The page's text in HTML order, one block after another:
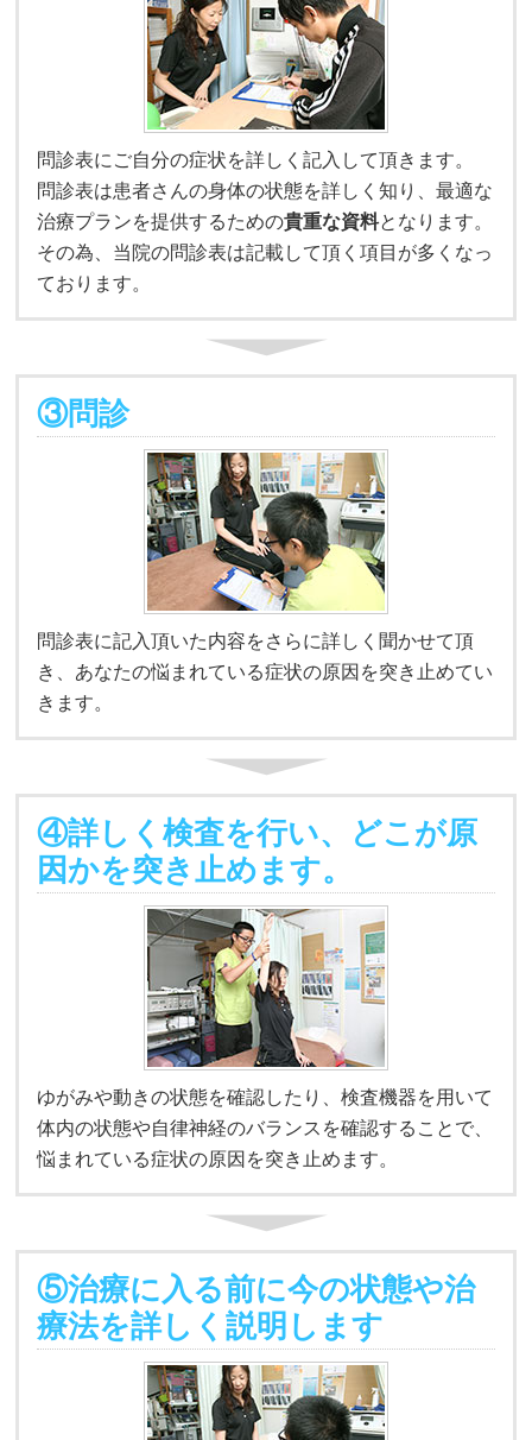
問診表にご自分の症状を詳しく記入して頂きます。
問診表は患者さんの身体の状態を詳しく知り、最適な
治療プランを提供するための貴重な資料となります。
その為、当院の問診表は記載して頂く項目が多くなっ
ております。
③問診
問診表に記入頂いた内容をさらに詳しく聞かせて頂
き、あなたの悩まれている症状の原因を突き止めてい
きます。
④詳しく検査を行い、どこが原
因かを突き止めます。
ゆがみや動きの状態を確認したり、検査機器を用いて
体内の状態や自律神経のバランスを確認することで、
悩まれている症状の原因を突き止めます。
⑤治療に入る前に今の状態や治
療法を詳しく説明します